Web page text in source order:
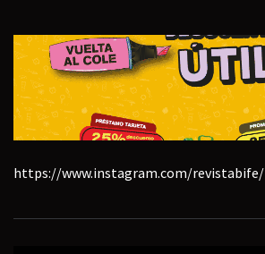
https://www.instagram.com/revistabife/